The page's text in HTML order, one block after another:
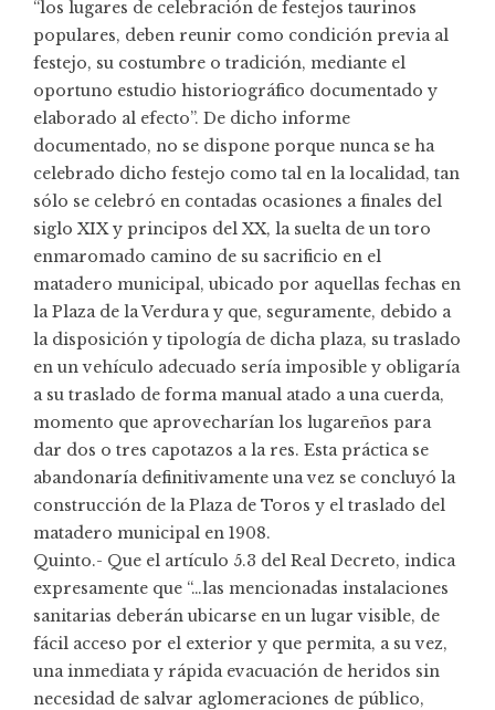
“los lugares de celebración de festejos taurinos
populares, deben reunir como condición previa al
festejo, su costumbre o tradición, mediante el
oportuno estudio historiográfico documentado y
elaborado al efecto”. De dicho informe
documentado, no se dispone porque nunca se ha
celebrado dicho festejo como tal en la localidad, tan
sólo se celebró en contadas ocasiones a finales del
siglo XIX y principos del XX, la suelta de un toro
enmaromado camino de su sacrificio en el
matadero municipal, ubicado por aquellas fechas en
la Plaza de la Verdura y que, seguramente, debido a
la disposición y tipología de dicha plaza, su traslado
en un vehículo adecuado sería imposible y obligaría
a su traslado de forma manual atado a una cuerda,
momento que aprovecharían los lugareños para
dar dos o tres capotazos a la res. Esta práctica se
abandonaría definitivamente una vez se concluyó la
construcción de la Plaza de Toros y el traslado del
matadero municipal en 1908.
Quinto.- Que el artículo 5.3 del Real Decreto, indica
expresamente que “…las mencionadas instalaciones
sanitarias deberán ubicarse en un lugar visible, de
fácil acceso por el exterior y que permita, a su vez,
una inmediata y rápida evacuación de heridos sin
necesidad de salvar aglomeraciones de público,